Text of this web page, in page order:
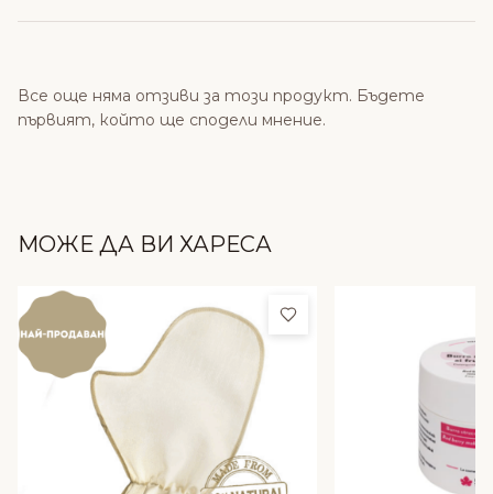
Все още няма отзиви за този продукт. Бъдете
първият, който ще сподели мнение.
МОЖЕ ДА ВИ ХАРЕСА
Добави в любими